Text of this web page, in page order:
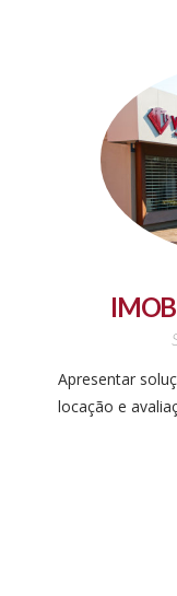
Apresentar
locação e